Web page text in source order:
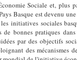
Sociale et, plus
Basque est devenu
initiatives sociales
de bonnes pratiques
par des objectifs
des mécanismes